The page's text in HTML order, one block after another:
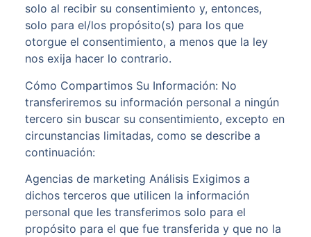
solo al recibir su consentimiento y, entonces,
solo para el/los propósito(s) para los que
otorgue el consentimiento, a menos que la ley
nos exija hacer lo contrario.
Cómo Compartimos Su Información: No
transferiremos su información personal a ningún
tercero sin buscar su consentimiento, excepto en
circunstancias limitadas, como se describe a
continuación:
Agencias de marketing Análisis Exigimos a
dichos terceros que utilicen la información
personal que les transferimos solo para el
propósito para el que fue transferida y que no la